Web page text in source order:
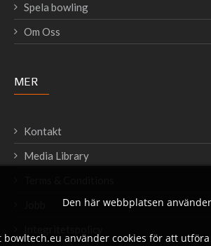
Spela bowling
Om Oss
MER
Kontakt
Media Library
Den här webbplatsen
bowltech.eu använder cookies för att